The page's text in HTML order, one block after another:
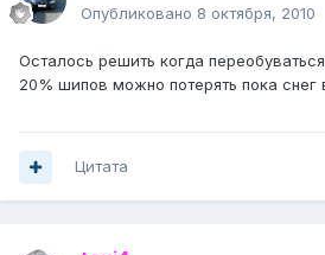
Опубликовано 8 октября, 2010
Осталось решить когда
20% шипов можно потерять пока снег
Цитата